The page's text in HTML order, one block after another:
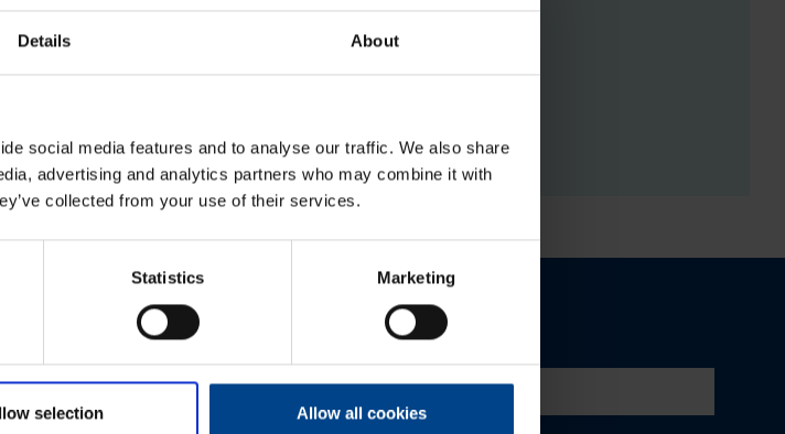
Details About
social media features and to analyse our traffic. We also share
advertising and analytics partners who may combine it with
collected from your use of their services.
Statistics Marketing
selection Allow all cookies